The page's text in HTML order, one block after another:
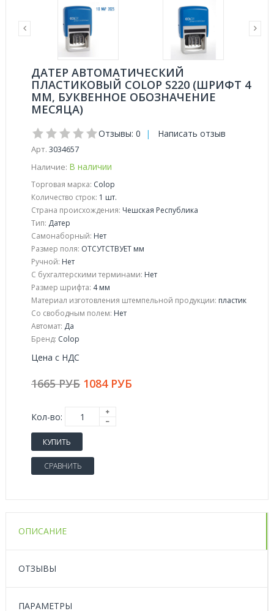
ДАТЕР АВТОМАТИЧЕСКИЙ
ПЛАСТИКОВЫЙ COLOP S220 (ШРИФТ 4
ММ, БУКВЕННОЕ ОБОЗНАЧЕНИЕ
МЕСЯЦА)
Отзывы: 0 | Написать отзыв
Арт. 3034657
Наличие: В наличии
Торговая марка: Colop
Количество строк: 1 шт.
Страна происхождения: Чешская Республика
Тип: Датер
Самонаборный: Нет
Размер поля: ОТСУТСТВУЕТ мм
Ручной: Нет
С бухгалтерскими терминами: Нет
Размер шрифта: 4 мм
Материал изготовления штемпельной продукции: пластик
Со свободным полем: Нет
Автомат: Да
Бренд: Colop
Цена с НДС
1665 РУБ 1084 РУБ
Кол-во:
КУПИТЬ
СРАВНИТЬ
ОПИСАНИЕ
ОТЗЫВЫ
ПАРАМЕТРЫ